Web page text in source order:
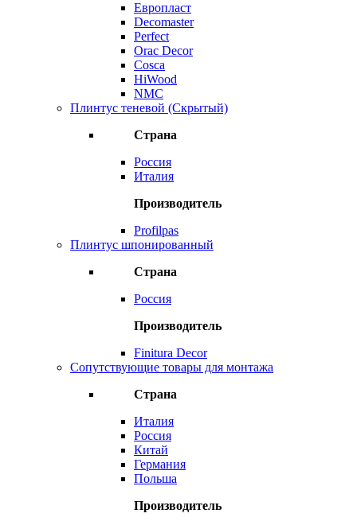
Европласт
Decomaster
Perfect
Orac Decor
Cosca
HiWood
NMC
Плинтус теневой (Скрытый)
Страна
Россия
Италия
Производитель
Profilpas
Плинтус шпонированный
Страна
Россия
Производитель
Finitura Decor
Сопутствующие товары для монтажа
Страна
Италия
Россия
Китай
Германия
Польша
Производитель